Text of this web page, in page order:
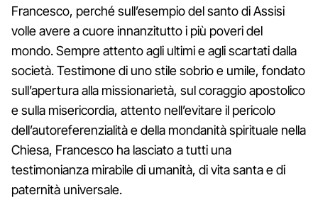
Francesco, perché sull’esempio del santo di Assisi
volle avere a cuore innanzitutto i più poveri del
mondo. Sempre attento agli ultimi e agli scartati dalla
società. Testimone di uno stile sobrio e umile, fondato
sull’apertura alla missionarietà, sul coraggio apostolico
e sulla misericordia, attento nell’evitare il pericolo
dell’autoreferenzialità e della mondanità spirituale nella
Chiesa, Francesco ha lasciato a tutti una
testimonianza mirabile di umanità, di vita santa e di
paternità universale.